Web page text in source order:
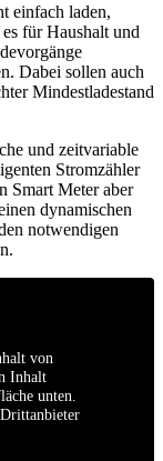
einfach laden,
für Haushalt und
Dabei sollen auch
Mindestladestand
und zeitvariable
Stromzähler
Smart Meter aber
dynamischen
notwendigen
von
Inhalt
unten.